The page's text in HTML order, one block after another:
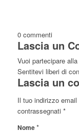
0 commenti
Lascia un
Vuoi partecipare
Sentitevi liberi di
Lascia un
Il tuo indirizzo
contrassegnati *
Nome*